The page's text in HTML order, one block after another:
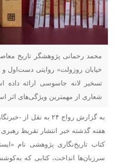
محمد رحمانی پژوهشگر تاریخ
خیابان روزولت» روایتی دست‌اول
تسخیر لانه جاسوسی ارائه داده
شعاری از مهمترین ویژگی‌های اثر
به گزارش رواج ۲۴ به نقل از -خبرنگار فرهنگی
هفته گذشته خبر انتشار تقریظ
کتاب تاریخ‌نگاری پژوهشی نام
سرزبان‌ها انداخت،‌ کتابی که